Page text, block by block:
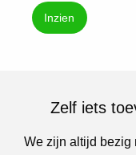
Inzien
Zelf iets
We zijn altijd bezig